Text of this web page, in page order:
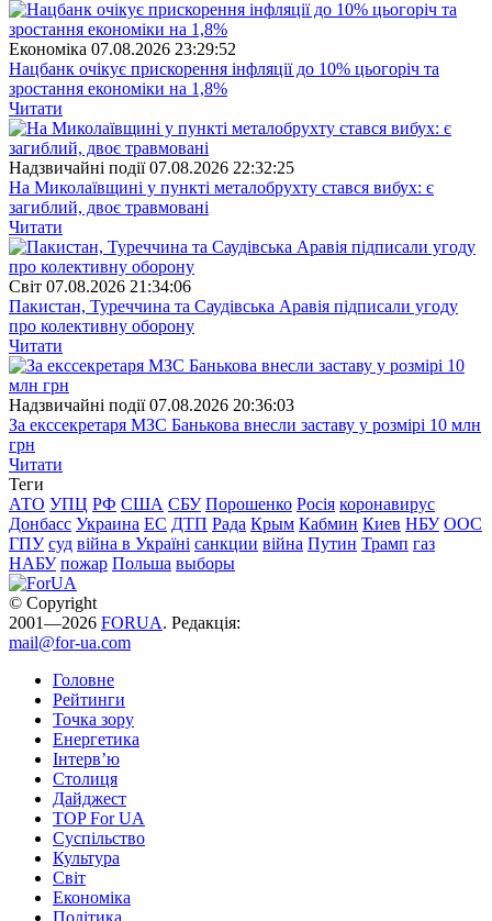
Економіка 07.08.2026 23:29:52
Нацбанк очікує прискорення інфляції до 10% цьогоріч та
зростання економіки на 1,8%
Читати
Надзвичайні події 07.08.2026 22:32:25
На Миколаївщині у пункті металобрухту стався вибух: є
загиблий, двоє травмовані
Читати
Свiт 07.08.2026 21:34:06
Пакистан, Туреччина та Саудівська Аравія підписали угоду
про колективну оборону
Читати
Надзвичайні події 07.08.2026 20:36:03
За екссекретаря МЗС Банькова внесли заставу у розмірі 10 млн
грн
Читати
Теги
АТО УПЦ РФ США СБУ Порошенко Росія коронавирус
Донбасс Украина ЕС ДТП Рада Крым Кабмин Киев НБУ ООС
ГПУ суд війна в Україні санкции війна Путин Трамп газ
НАБУ пожар Польша выборы
© Copyright
2001—2026 FORUA. Редакція:
mail@for-ua.com
Головне
Рейтинги
Точка зору
Енергетика
Інтерв’ю
Столиця
Дайджест
TOP For UA
Суспiльство
Культура
Світ
Економіка
Політика